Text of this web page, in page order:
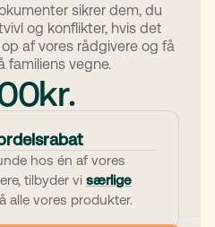
sikrer dem, du
og konflikter, hvis det
af vores rådgivere og få
familiens vegne.
kr.
hos én af vores
tilbyder vi særlige
alle vores produkter.